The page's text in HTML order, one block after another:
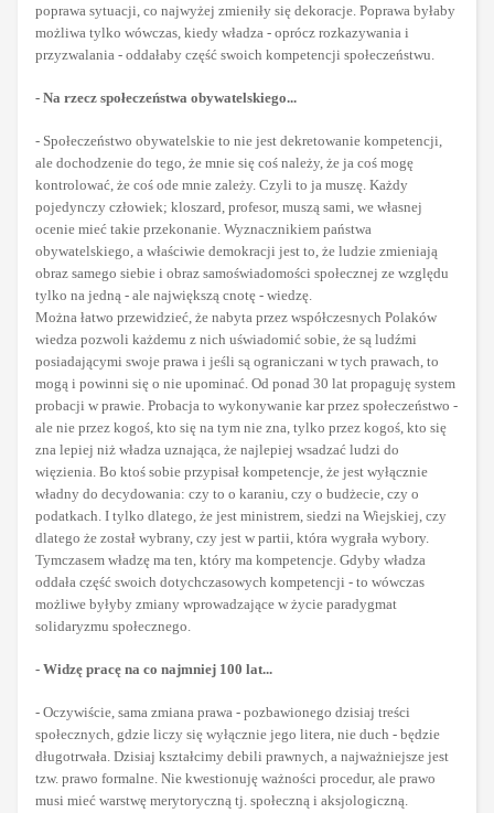
poprawa sytuacji, co najwyżej zmieniły się dekoracje. Poprawa byłaby
możliwa tylko wówczas, kiedy władza - oprócz rozkazywania i
przyzwalania - oddałaby część swoich kompetencji społeczeństwu.
- Na rzecz społeczeństwa obywatelskiego...
- Społeczeństwo obywatelskie to nie jest dekretowanie kompetencji,
ale dochodzenie do tego, że mnie się coś należy, że ja coś mogę
kontrolować, że coś ode mnie zależy. Czyli to ja muszę. Każdy
pojedynczy człowiek; kloszard, profesor, muszą sami, we własnej
ocenie mieć takie przekonanie. Wyznacznikiem państwa
obywatelskiego, a właściwie demokracji jest to, że ludzie zmieniają
obraz samego siebie i obraz samoświadomości społecznej ze względu
tylko na jedną - ale największą cnotę - wiedzę.
Można łatwo przewidzieć, że nabyta przez współczesnych Polaków
wiedza pozwoli każdemu z nich uświadomić sobie, że są ludźmi
posiadającymi swoje prawa i jeśli są ograniczani w tych prawach, to
mogą i powinni się o nie upominać. Od ponad 30 lat propaguję system
probacji w prawie. Probacja to wykonywanie kar przez społeczeństwo -
ale nie przez kogoś, kto się na tym nie zna, tylko przez kogoś, kto się
zna lepiej niż władza uznająca, że najlepiej wsadzać ludzi do
więzienia. Bo ktoś sobie przypisał kompetencje, że jest wyłącznie
władny do decydowania: czy to o karaniu, czy o budżecie, czy o
podatkach. I tylko dlatego, że jest ministrem, siedzi na Wiejskiej, czy
dlatego że został wybrany, czy jest w partii, która wygrała wybory.
Tymczasem władzę ma ten, który ma kompetencje. Gdyby władza
oddała część swoich dotychczasowych kompetencji - to wówczas
możliwe byłyby zmiany wprowadzające w życie paradygmat
solidaryzmu społecznego.
- Widzę pracę na co najmniej 100 lat...
- Oczywiście, sama zmiana prawa - pozbawionego dzisiaj treści
społecznych, gdzie liczy się wyłącznie jego litera, nie duch - będzie
długotrwała. Dzisiaj kształcimy debili prawnych, a najważniejsze jest
tzw. prawo formalne. Nie kwestionuję ważności procedur, ale prawo
musi mieć warstwę merytoryczną tj. społeczną i aksjologiczną.